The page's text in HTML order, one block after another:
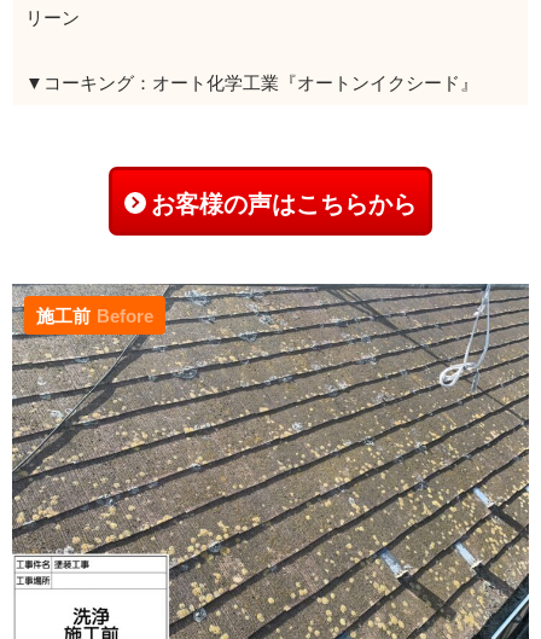
リーン
▼コーキング：オート化学工業『オートンイクシード』
お客様の声はこちらから
施工前 Before